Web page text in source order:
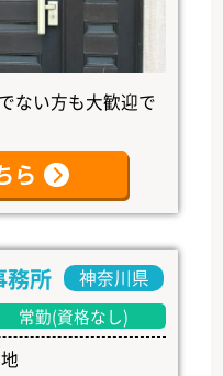
ない方も大歓迎で
ら
務所 神奈川県
常勤(資格なし)